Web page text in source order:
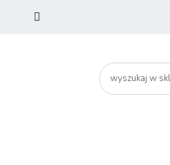
Bezpieczeństwo